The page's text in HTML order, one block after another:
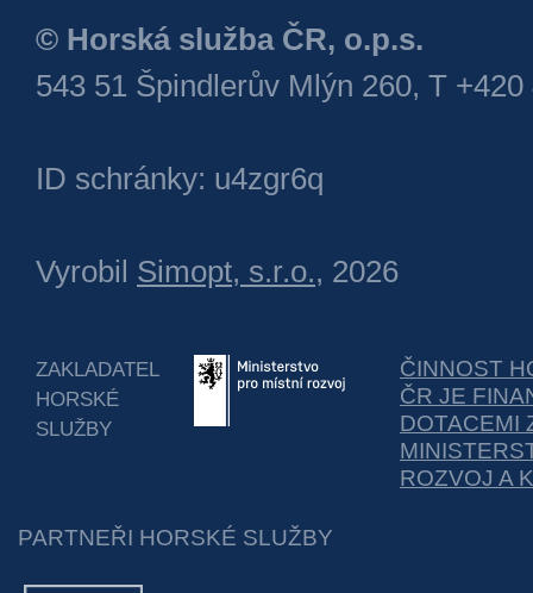
© Horská služba ČR, o.p.s.
543 51 Špindlerův Mlýn 260, T +420
ID schránky: u4zgr6q
Vyrobil Simopt, s.r.o., 2026
ZAKLADATEL
HORSKÉ
SLUŽBY
ČINNOST
ČR JE
DOTACEMI
ROZVOJ A
PARTNEŘI HORSKÉ SLUŽBY